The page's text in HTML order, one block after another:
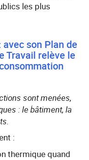
les plus
son Plan de
Travail relève le
sont menées,
: le bâtiment, la
:
thermique quand